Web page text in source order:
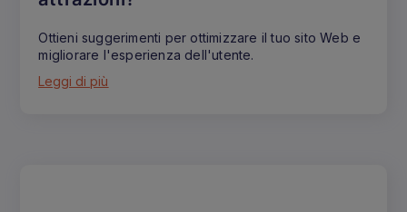
Ottieni suggerimenti per ottimizzare il tuo sito Web e
migliorare l'esperienza dell'utente.
Leggi di più